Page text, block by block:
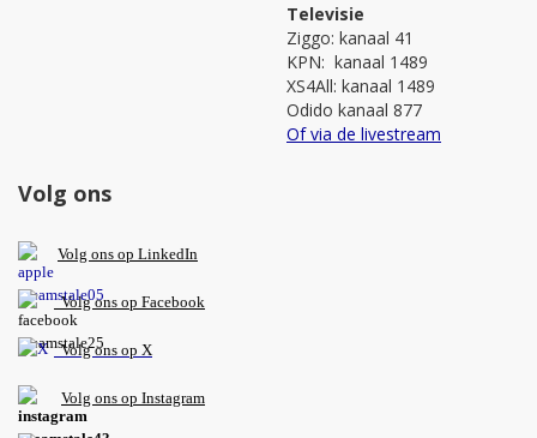
Televisie
Ziggo: kanaal 41
KPN: kanaal 1489
XS4All: kanaal 1489
Odido kanaal 877
Of via de livestream
Volg ons
Volg ons op LinkedIn
Volg ons op Facebook
Volg ons op X
Volg ons op Instagram